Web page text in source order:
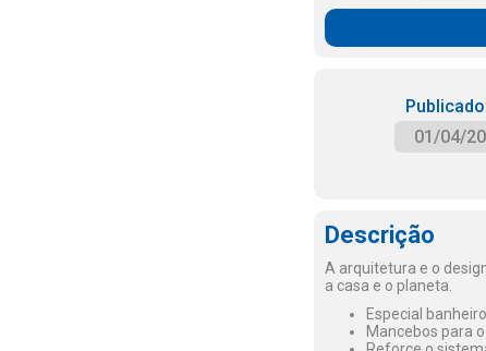
01/04/
Descrição
A arquitetura e o
a casa e o planeta.
Especial
Mancebos para